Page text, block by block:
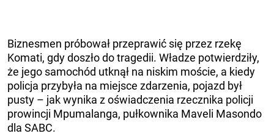
Biznesmen próbował przeprawić się przez rzekę
Komati, gdy doszło do tragedii. Władze potwierdziły,
że jego samochód utknął na niskim moście, a kiedy
policja przybyła na miejsce zdarzenia, pojazd był
pusty – jak wynika z oświadczenia rzecznika policji
prowincji Mpumalanga, pułkownika Maveli Masondo
dla SABC.